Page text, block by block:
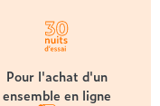
Pour l'achat d'un
ensemble en ligne